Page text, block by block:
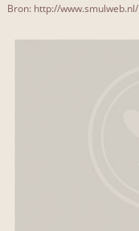
Bron: http://www.smulweb.nl/